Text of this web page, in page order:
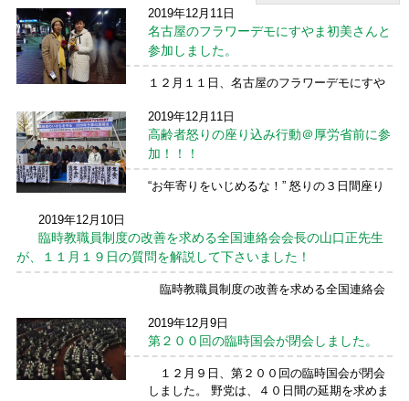
2019年12月11日
名古屋のフラワーデモにすやま初美さんと
参加しました。
１２月１１日、名古屋のフラワーデモにすや
ントデモでしたが、被害の苦しみ、With You
の思いなどが書かれた展示(※)もありました。
今日のＮＨＫハートネットＴＶでは、４都市
のフ ...続きを読む →
2019年12月11日
高齢者怒りの座り込み行動＠厚労省前に参
加！！！
“お年寄りをいじめるな！” 怒りの３日間座り
らせる世の中を求めて、９月１１日、高齢者
怒りの座り込み行動が厚生労働省前で始まり
ました。 主 ...続きを読む →
2019年12月10日
臨時教職員制度の改善を求める全国連絡会会長の山口正先生
が、１１月１９日の質問を解説して下さいました！
臨時教職員制度の改善を求める全国連絡会
解説して下さいました！こんな大きい記事で
びっくり(>_<) 各自治体、教育委員会で、臨
時教職員、会計年度任用職員の皆様の処遇の
改 ...続きを読む →
2019年12月9日
第２００回の臨時国会が閉会しました。
１２月９日、第２００回の臨時国会が閉会
しました。 野党は、４０日間の延期を求めま